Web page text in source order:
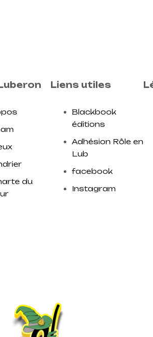
du
Liens utiles
Blackbook
éditions
Adhésion Rôle en
Lub
facebook
Instagram